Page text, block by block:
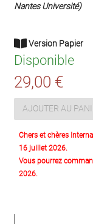
Nantes Université)
Version Papier
Disponible
29,00 €
AJOUTER AU
Chers et chères
16 juillet 2026.
Vous pourrez
2026.